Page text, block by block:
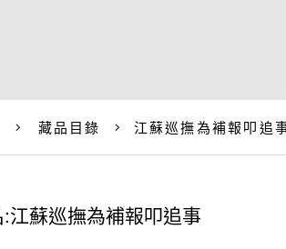
藏品目錄 江蘇巡撫為補報叩追
江蘇巡撫為補報叩追事